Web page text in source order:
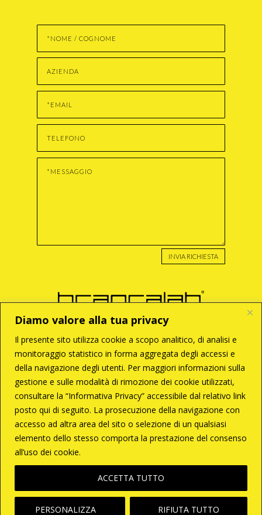
Diamo valore alla tua privacy
Il presente sito utilizza cookie a scopo analitico, di analisi e
monitoraggio statistico in forma aggregata degli accessi e
della navigazione degli utenti. Per maggiori informazioni sulla
gestione e sulle modalità di rimozione dei cookie utilizzati,
consultare la “Informativa Privacy” accessibile dal relativo link
posto qui di seguito. La prosecuzione della navigazione con
accesso ad altra area del sito o selezione di un qualsiasi
elemento dello stesso comporta la prestazione del consenso
all’uso dei cookie.
PERSONALIZZA RIFIUTA TUTTO
ACCETTA TUTTO
INVIA RICHIESTA
BRANCA S.r.l
Via Enzo Tortora, 121
00188 – Roma
C +39 338 6287261
branca@brancalab.com
P.Iva 02096671009